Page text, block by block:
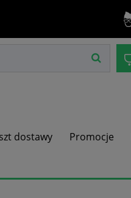
dostawy Promocje